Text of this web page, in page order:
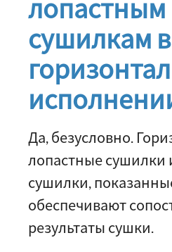
лопастным
сушилкам в
Да, безусловно.
лопастные сушилки
сушилки,
обеспечивают
результаты сушки.